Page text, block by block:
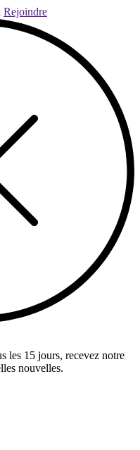
Rejoindre
les 15 jours, recevez notre
nouvelles.